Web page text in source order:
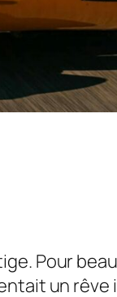
Pour
un